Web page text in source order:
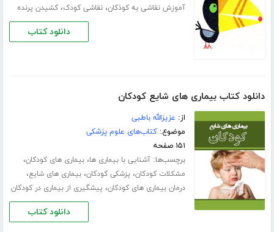
آموزش نقاشی به کوذکان،نقاشی کودک،کشیدن پرنده
دانلود کتاب
دانلود کتاب بیماری های شایع کودکان
از: عزیزالله باطبی
موضوع:کتاب‌های علوم پزشکی
۱۵۱ صفحه
برچسب‌ها:آشنایی با بیماری ها،بیماری های کودکان،
مشکلات کودکان، پزشکی کودکان،بیماری های شایع،
درمان بیماری های کودکان، پیشگیری از بیماری در کودکان
دانلود کتاب